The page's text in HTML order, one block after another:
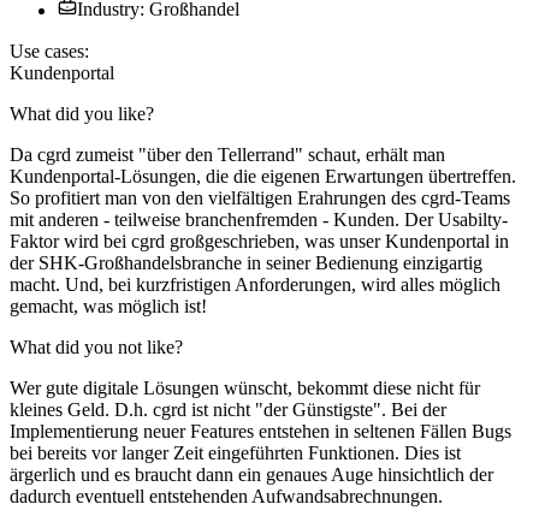
Industry: Großhandel
Use cases:
Kundenportal
What did you like?
Da cgrd zumeist "über den Tellerrand" schaut, erhält man
Kundenportal-Lösungen, die die eigenen Erwartungen übertreffen.
So profitiert man von den vielfältigen Erahrungen des cgrd-Teams
mit anderen - teilweise branchenfremden - Kunden. Der Usabilty-
Faktor wird bei cgrd großgeschrieben, was unser Kundenportal in
der SHK-Großhandelsbranche in seiner Bedienung einzigartig
macht. Und, bei kurzfristigen Anforderungen, wird alles möglich
gemacht, was möglich ist!
What did you not like?
Wer gute digitale Lösungen wünscht, bekommt diese nicht für
kleines Geld. D.h. cgrd ist nicht "der Günstigste". Bei der
Implementierung neuer Features entstehen in seltenen Fällen Bugs
bei bereits vor langer Zeit eingeführten Funktionen. Dies ist
ärgerlich und es braucht dann ein genaues Auge hinsichtlich der
dadurch eventuell entstehenden Aufwandsabrechnungen.